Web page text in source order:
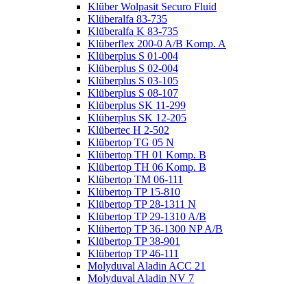
Klüber Wolpasit Securo Fluid
Klüberalfa 83-735
Klüberalfa K 83-735
Klüberflex 200-0 A/B Komp. A
Klüberplus S 01-004
Klüberplus S 02-004
Klüberplus S 03-105
Klüberplus S 08-107
Klüberplus SK 11-299
Klüberplus SK 12-205
Klübertec H 2-502
Klübertop TG 05 N
Klübertop TH 01 Komp. B
Klübertop TH 06 Komp. B
Klübertop TM 06-111
Klübertop TP 15-810
Klübertop TP 28-1311 N
Klübertop TP 29-1310 A/B
Klübertop TP 36-1300 NP A/B
Klübertop TP 38-901
Klübertop TP 46-111
Molyduval Aladin ACC 21
Molyduval Aladin NV 7